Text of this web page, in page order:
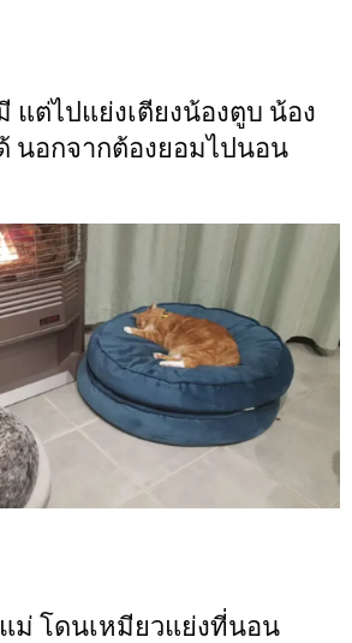
แต่ไปแย่งเตียงน้องตูบ น้อง
นอกจากต้องยอมไปนอน
ม่ โดนเหมียวแย่งที่นอน